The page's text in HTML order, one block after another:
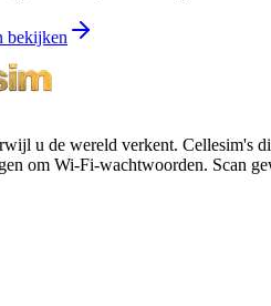
bekijken
u de wereld verkent. Cellesim's
om Wi-Fi-wachtwoorden. Scan